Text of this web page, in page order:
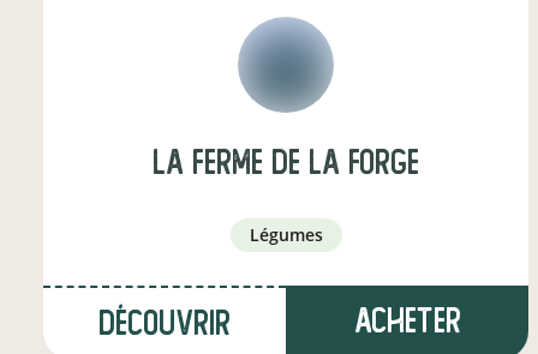
La Ferme de la Forge
légumes
Découvrir Acheter